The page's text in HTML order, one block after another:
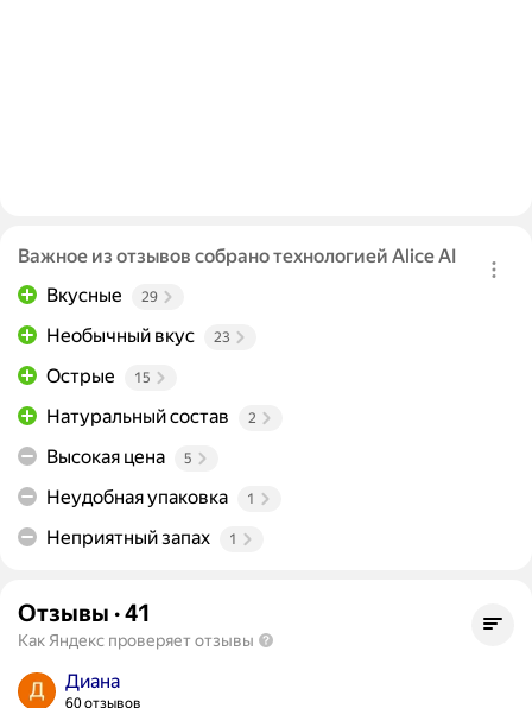
Важное из отзывов собрано технологией Alice AI
Вкусные
29
Необычный вкус 23
Острые 15
Натуральный состав 2
Высокая цена 5
Неудобная упаковка 1
Неприятный запах 1
Отзывы ·41
Как Яндекс проверяет отзывы
Диана
60 отзывов